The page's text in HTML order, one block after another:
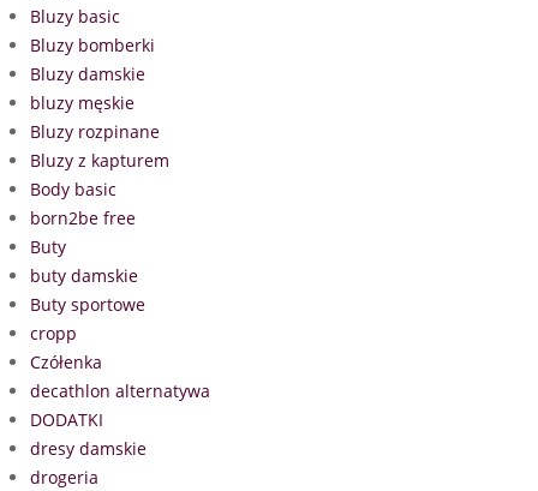
Bluzy basic
Bluzy bomberki
Bluzy damskie
bluzy męskie
Bluzy rozpinane
Bluzy z kapturem
Body basic
born2be free
Buty
buty damskie
Buty sportowe
cropp
Czółenka
decathlon alternatywa
DODATKI
dresy damskie
drogeria